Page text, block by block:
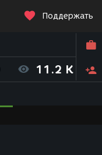
Поддержать
11.2 K